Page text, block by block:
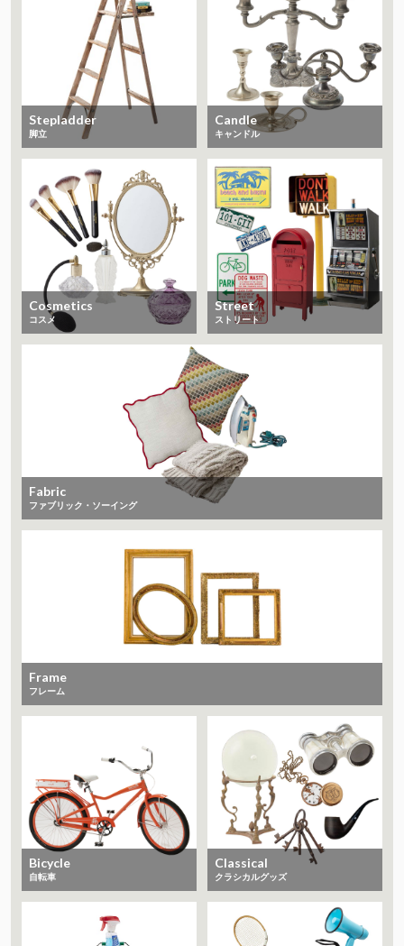
Stepladder
脚立
Candle
キャンドル
Cosmetics
コスメ
Street
ストリート
Fabric
ファブリック・ソーイング
Frame
フレーム
Bicycle
自転車
Classical
クラシカルグッズ